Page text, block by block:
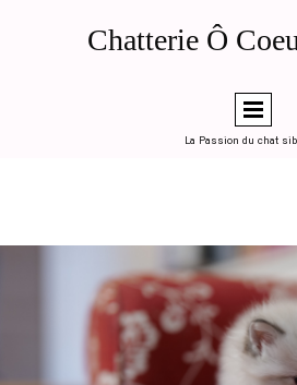
Généré le 2026-04-12 — Chatterie Ô
Chatterie Ô
La Passion du chat